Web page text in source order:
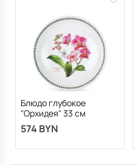
Блюдо глубокое
"Орхидея" 33 см
574 BYN